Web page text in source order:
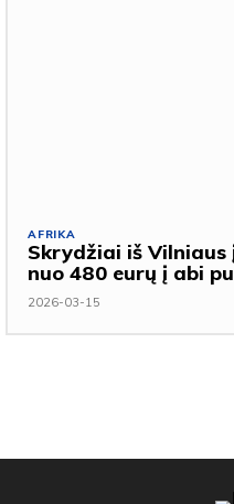
AFRIKA
Skrydžiai iš Vilniaus
nuo 480 eurų į abi
2026-03-15